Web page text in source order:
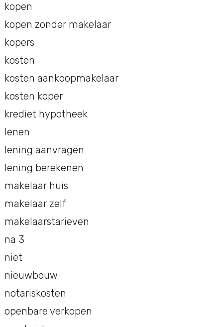
kopen
kopen zonder makelaar
kopers
kosten
kosten aankoopmakelaar
kosten koper
krediet hypotheek
lenen
lening aanvragen
lening berekenen
makelaar huis
makelaar zelf
makelaarstarieven
na 3
niet
nieuwbouw
notariskosten
openbare verkopen